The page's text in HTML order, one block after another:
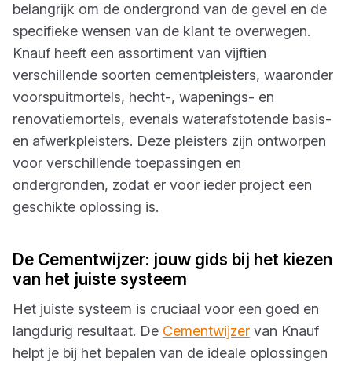
belangrijk om de ondergrond van de gevel en de
specifieke wensen van de klant te overwegen.
Knauf heeft een assortiment van vijftien
verschillende soorten cementpleisters, waaronder
voorspuitmortels, hecht-, wapenings- en
renovatiemortels, evenals waterafstotende basis-
en afwerkpleisters. Deze pleisters zijn ontworpen
voor verschillende toepassingen en
ondergronden, zodat er voor ieder project een
geschikte oplossing is.
De Cementwijzer: jouw gids bij het kiezen
van het juiste systeem
Het juiste systeem is cruciaal voor een goed en
langdurig resultaat. De Cementwijzer van Knauf
helpt je bij het bepalen van de ideale oplossingen